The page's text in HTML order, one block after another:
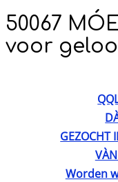
50067
voor
GEZOCHT
Worden